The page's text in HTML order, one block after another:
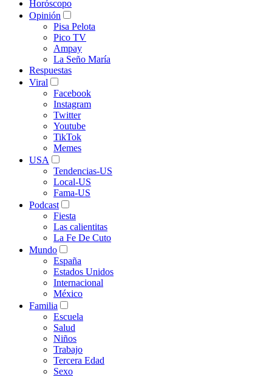
Horóscopo
Opinión
Pisa Pelota
Pico TV
Ampay
La Seño María
Respuestas
Viral
Facebook
Instagram
Twitter
Youtube
TikTok
Memes
USA
Tendencias-US
Local-US
Fama-US
Podcast
Fiesta
Las calientitas
La Fe De Cuto
Mundo
España
Estados Unidos
Internacional
México
Familia
Escuela
Salud
Niños
Trabajo
Tercera Edad
Sexo